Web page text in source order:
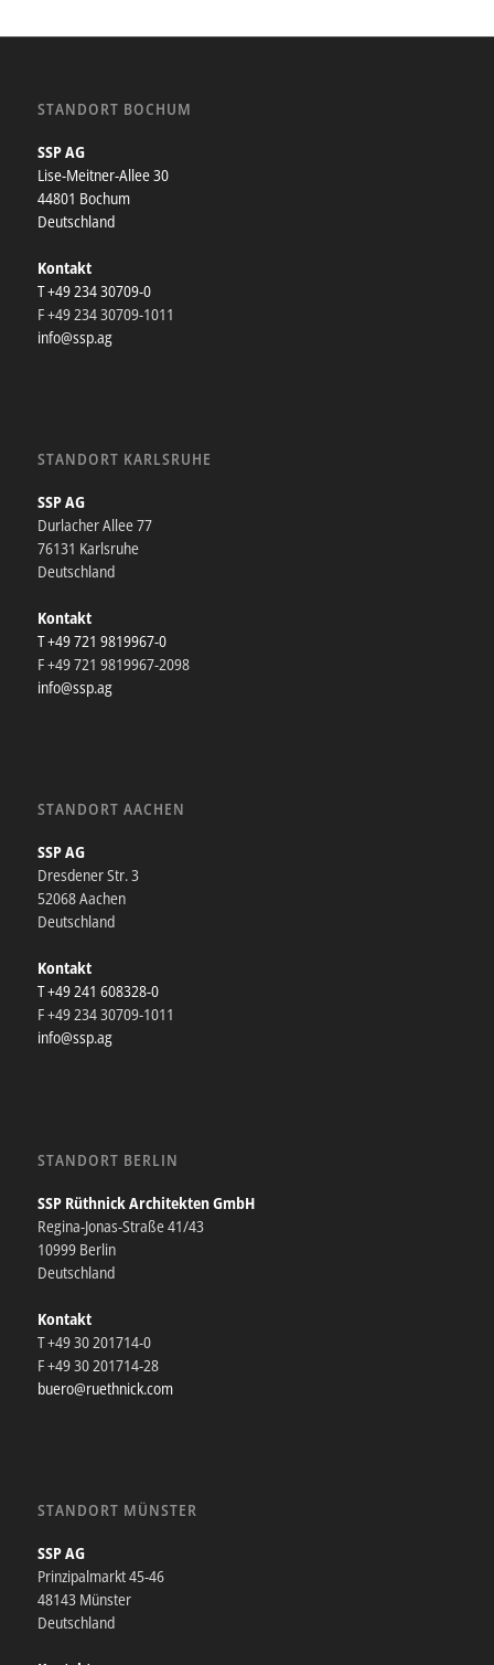
STANDORT BOCHUM
SSP AG
Lise-Meitner-Allee 30
44801 Bochum
Deutschland
Kontakt
T +49 234 30709-0
F +49 234 30709-1011
info@ssp.ag
STANDORT KARLSRUHE
SSP AG
Durlacher Allee 77
76131 Karlsruhe
Deutschland
Kontakt
T +49 721 9819967-0
F +49 721 9819967-2098
info@ssp.ag
STANDORT AACHEN
SSP AG
Dresdener Str. 3
52068 Aachen
Deutschland
Kontakt
T +49 241 608328-0
F +49 234 30709-1011
info@ssp.ag
STANDORT BERLIN
SSP Rüthnick Architekten GmbH
Regina-Jonas-Straße 41/43
10999 Berlin
Deutschland
Kontakt
T +49 30 201714-0
F +49 30 201714-28
buero@ruethnick.com
STANDORT MÜNSTER
SSP AG
Prinzipalmarkt 45-46
48143 Münster
Deutschland